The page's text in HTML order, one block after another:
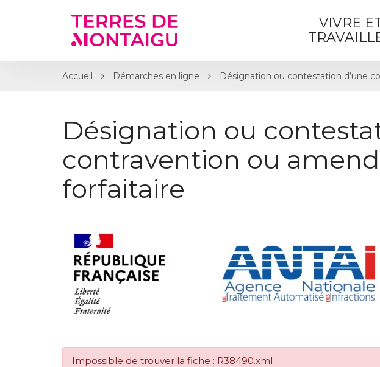
VIVRE
Accueil Démarches en ligne Désignation ou contestation d’une
Désignation ou
contravention ou
forfaitaire
Impossible de trouver la fiche : R38490.xml